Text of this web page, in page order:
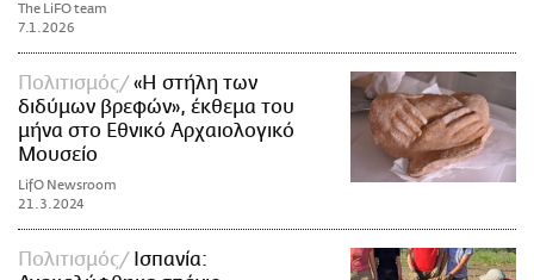
The LiFO team
7.1.2026
Πολιτισμός
«Η στήλη των
διδύμων βρεφών», έκθεμα του
μήνα στο Εθνικό Αρχαιολογικό
Μουσείο
LifO Newsroom
21.3.2024
Πολιτισμός
Ισπανία: